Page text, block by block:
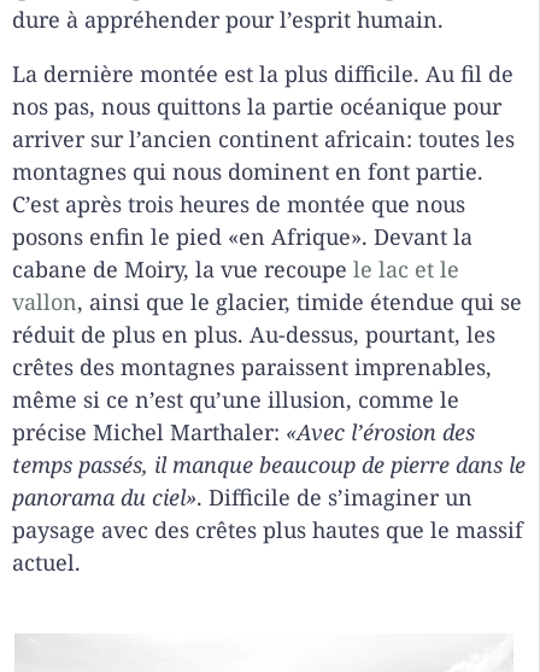
dure à appréhender pour l’esprit humain.
La dernière montée est la plus difficile. Au fil de
nos pas, nous quittons la partie océanique pour
arriver sur l’ancien continent africain: toutes les
montagnes qui nous dominent en font partie.
C’est après trois heures de montée que nous
posons enfin le pied «en Afrique». Devant la
cabane de Moiry, la vue recoupe le lac et le
vallon, ainsi que le glacier, timide étendue qui se
réduit de plus en plus. Au-dessus, pourtant, les
crêtes des montagnes paraissent imprenables,
même si ce n’est qu’une illusion, comme le
précise Michel Marthaler: «Avec l’érosion des
temps passés, il manque beaucoup de pierre dans le
panorama du ciel». Difficile de s’imaginer un
paysage avec des crêtes plus hautes que le massif
actuel.